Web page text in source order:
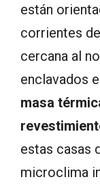
están
corrientes
cercana al
enclavados
masa
estas casas
microclima